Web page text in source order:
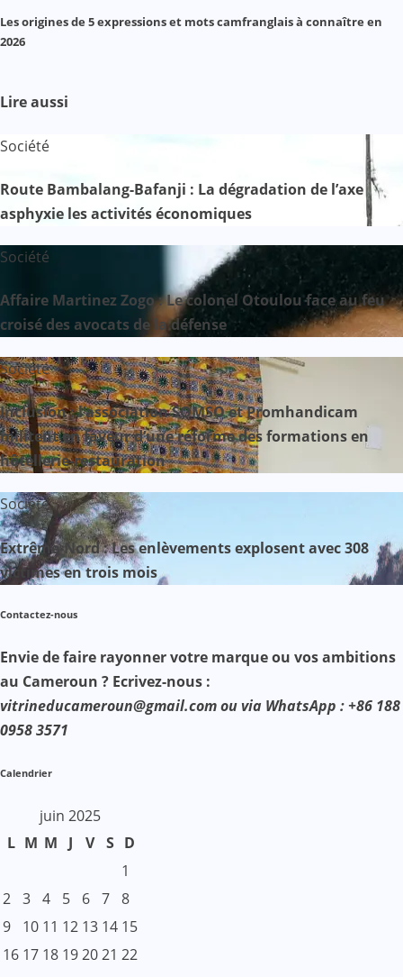
Les origines de 5 expressions et mots camfranglais à connaître en
2026
Lire aussi
Société
Route Bambalang-Bafanji : La dégradation de l’axe
asphyxie les activités économiques
Société
Affaire Martinez Zogo : Le colonel Otoulou face au feu
croisé des avocats de la défense
Société
Inclusion : l’association SOMSO et Promhandicam
militent en faveur d’une réforme des formations en
hôtellerie-restauration
Société
Extrême-Nord : Les enlèvements explosent avec 308
victimes en trois mois
Contactez-nous
Envie de faire rayonner votre marque ou vos ambitions
au Cameroun ? Ecrivez-nous :
vitrineducameroun@gmail.com ou via WhatsApp : +86 188
0958 3571
Calendrier
juin 2025
L M M J V S D
1
2 3 4 5 6 7 8
9
10 11 12 13 14 15
16 17 18 192021 22